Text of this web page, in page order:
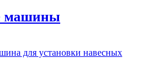
машины